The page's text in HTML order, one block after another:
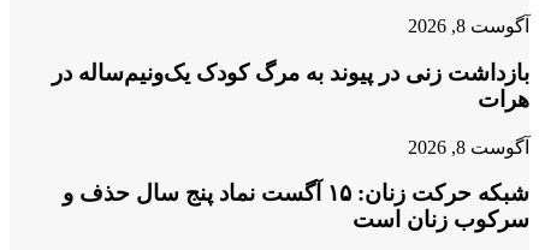
آگوست 8, 2026
بازداشت زنی در پیوند به مرگ کودک یک‌ونیم‌ساله در
هرات
آگوست 8, 2026
شبکه حرکت زنان: ۱۵ آگست نماد پنج سال حذف و
سرکوب زنان است